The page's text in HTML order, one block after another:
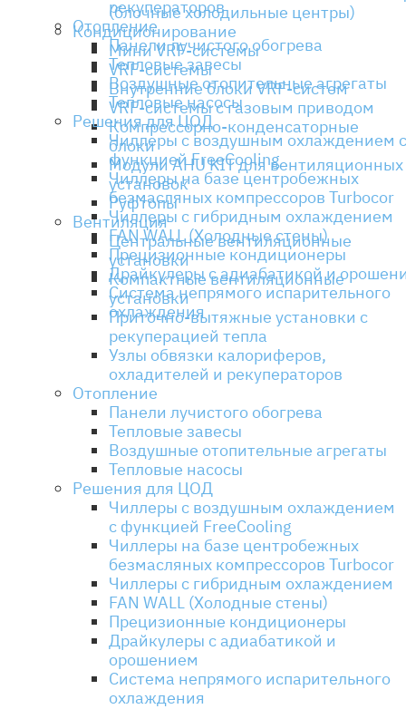
(блочные холодильные центры)
Кондиционирование
Мини VRF-системы
VRF-системы
Внутренние блоки VRF-систем
VRF-системы с газовым приводом
Компрессорно-конденсаторные
блоки
Модули AHU KIT для вентиляционных
установок
Руфтопы
Вентиляция
Центральные вентиляционные
установки
Компактные вентиляционные
установки
Приточно-вытяжные установки с
рекуперацией тепла
Узлы обвязки калориферов,
охладителей и рекуператоров
Отопление
Панели лучистого обогрева
Тепловые завесы
Воздушные отопительные агрегаты
Тепловые насосы
Решения для ЦОД
Чиллеры с воздушным охлаждением
с функцией FreeCooling
Чиллеры на базе центробежных
безмасляных компрессоров Turbocor
Чиллеры с гибридным охлаждением
FAN WALL (Холодные стены)
Прецизионные кондиционеры
Драйкулеры с адиабатикой и
орошением
Система непрямого испарительного
охлаждения
рекуператоров
Отопление
Панели лучистого обогрева
Тепловые завесы
Воздушные отопительные агрегаты
Тепловые насосы
Решения для ЦОД
Чиллеры с воздушным охлаждением с
функцией FreeCooling
Чиллеры на базе центробежных
безмасляных компрессоров Turbocor
Чиллеры с гибридным охлаждением
FAN WALL (Холодные стены)
Прецизионные кондиционеры
Драйкулеры с адиабатикой и
Система непрямого испарительного
охлаждения